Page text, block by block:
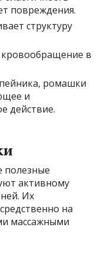
повреждения.
структуру
в
ромашки
и
действие.
полезные
активному
Их
на
массажными